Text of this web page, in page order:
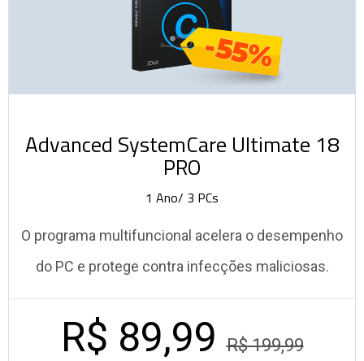
-55%
Advanced SystemCare Ultimate 18
PRO
1 Ano/ 3 PCs
O programa multifuncional acelera o desempenho
do PC e protege contra infecções maliciosas.
R$ 89,99R$ 199,99